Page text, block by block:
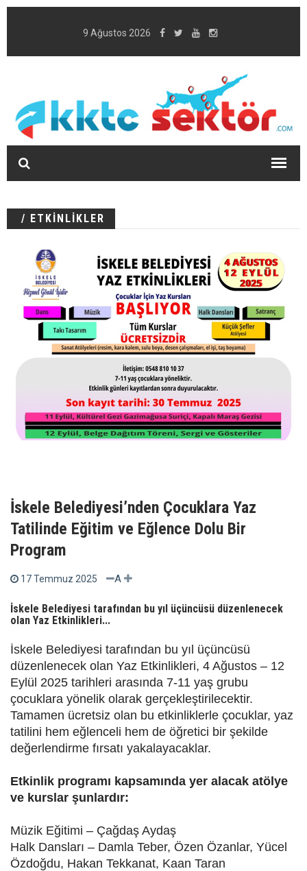
9 Ağustos 2026
/ ETKİNLİKLER
İskele Belediyesi’nden Çocuklara Yaz
Tatilinde Eğitim ve Eğlence Dolu Bir
Program
17 Temmuz 2025 A
İskele Belediyesi tarafından bu yıl üçüncüsü düzenlenecek
olan Yaz Etkinlikleri...
İskele Belediyesi tarafından bu yıl üçüncüsü
düzenlenecek olan Yaz Etkinlikleri, 4 Ağustos – 12
Eylül 2025 tarihleri arasında 7-11 yaş grubu
çocuklara yönelik olarak gerçekleştirilecektir.
Tamamen ücretsiz olan bu etkinliklerle çocuklar, yaz
tatilini hem eğlenceli hem de öğretici bir şekilde
değerlendirme fırsatı yakalayacaklar.
Etkinlik programı kapsamında yer alacak atölye
ve kurslar şunlardır:
Müzik Eğitimi – Çağdaş Aydaş
Halk Dansları – Damla Teber, Özen Özanlar, Yücel
Özdoğdu, Hakan Tekkanat, Kaan Taran